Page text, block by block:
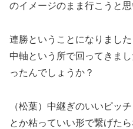
のイメージのまま行こうと思
連勝ということになりまし
中軸という所で回ってきま
ったんでしょうか？
（松葉）中継ぎのいいピッ
とか粘っていい形で繋げた